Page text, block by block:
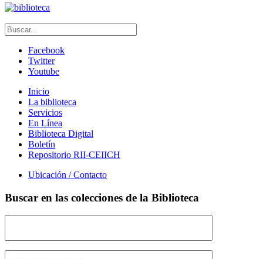
Facebook
Twitter
Youtube
Inicio
La biblioteca
Servicios
En Línea
Biblioteca Digital
Boletín
Repositorio RII-CEIICH
Ubicación / Contacto
Buscar en las colecciones de la Biblioteca